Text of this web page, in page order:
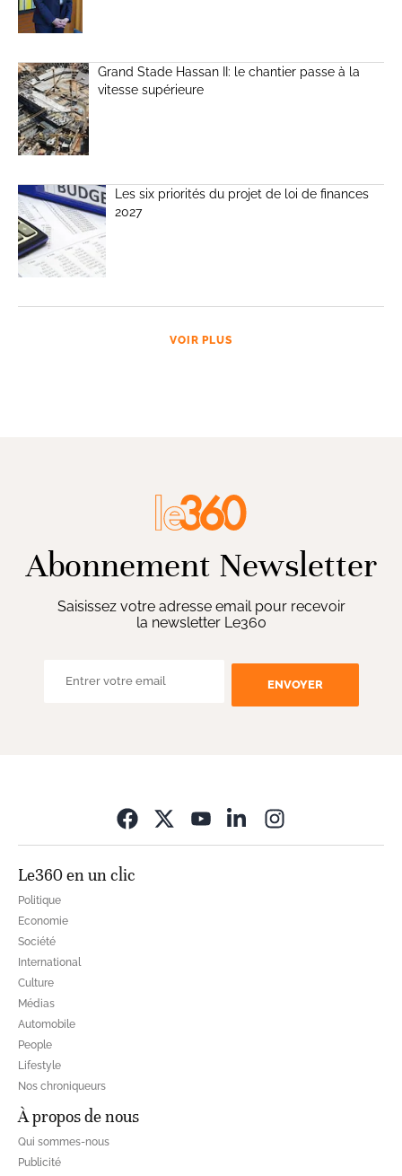
Grand Stade Hassan II: le chantier passe à la
vitesse supérieure
Les six priorités du projet de loi de finances
2027
VOIR PLUS
Abonnement Newsletter
Saisissez votre adresse email pour recevoir
la newsletter Le360
ENVOYER
Le360 en un clic
Politique
Economie
Société
International
Culture
Médias
Automobile
People
Lifestyle
Nos chroniqueurs
À propos de nous
Qui sommes-nous
Publicité